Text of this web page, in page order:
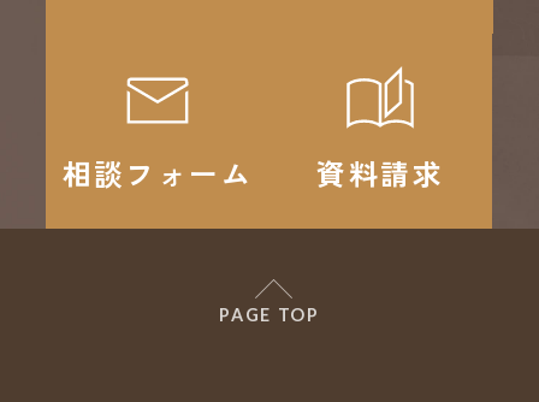
相談フォーム 資料請求
PAGE TOP